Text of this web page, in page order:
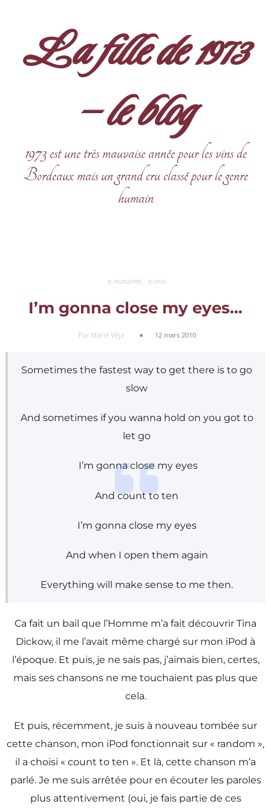
La fille de 1973
– le blog
1973 est une très mauvaise année pour les vins de
Bordeaux mais un grand cru classé pour le genre
humain
e-maturité e-moi
I’m gonna close my eyes…
Par Marie Véja 12 mars 2010
Sometimes the fastest way to get there is to go
slow
And sometimes if you wanna hold on you got to
let go
I’m gonna close my eyes
And count to ten
I’m gonna close my eyes
And when I open them again
Everything will make sense to me then.
Ca fait un bail que l’Homme m’a fait découvrir Tina
Dickow, il me l’avait même chargé sur mon iPod à
l’époque. Et puis, je ne sais pas, j’aimais bien, certes,
mais ses chansons ne me touchaient pas plus que
cela.
Et puis, récemment, je suis à nouveau tombée sur
cette chanson, mon iPod fonctionnait sur « random »,
il a choisi « count to ten ». Et là, cette chanson m’a
parlé. Je me suis arrêtée pour en écouter les paroles
plus attentivement (oui, je fais partie de ces